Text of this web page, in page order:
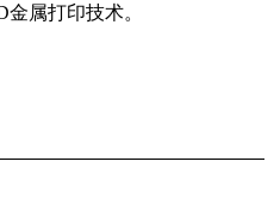
属打印技术。